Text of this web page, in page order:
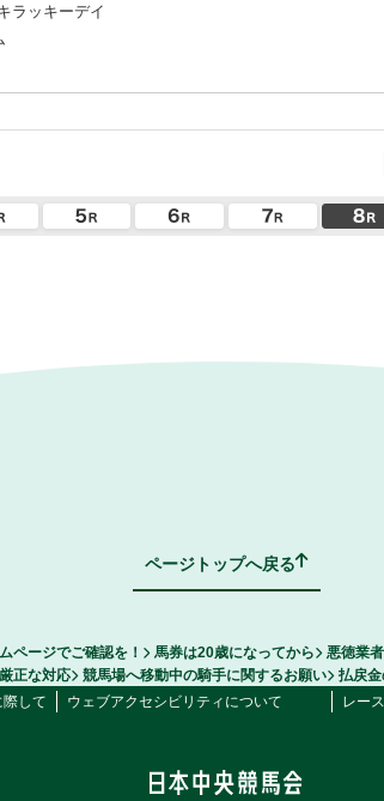
ラッキーデイ
ページトップへ戻る
ページでご確認を！ 馬券は20歳になってから
悪徳業
正な対応
競馬場へ移動中の騎手に関するお願い
払戻
際して ウェブアクセシビリティについて レー